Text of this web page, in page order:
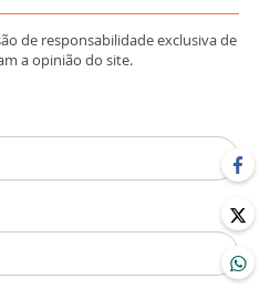
de responsabilidade exclusiva de
a opinião do site.